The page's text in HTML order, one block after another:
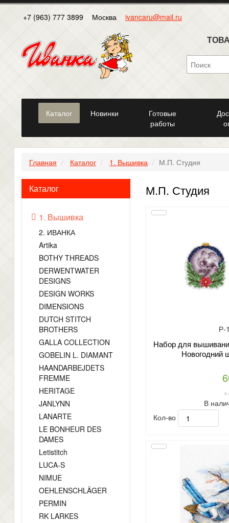
+7 (963) 777 3899 Москва ivancaru@mail.ru
Каталог Новинки
Готовые
работы
Главная Каталог 1. Вышивка М.П. Студия
Каталог
1. Вышивка
2. ИВАНКА
Artika
BOTHY THREADS
DERWENTWATER
DESIGNS
DESIGN WORKS
DIMENSIONS
DUTCH STITCH
BROTHERS
GALLA COLLECTION
GOBELIN L. DIAMANT
HAANDARBEJDETS
FREMME
HERITAGE
JANLYNN
LANARTE
LE BONHEUR DES
DAMES
Letistitch
LUCA-S
NIMUE
OEHLENSCHLÄGER
PERMIN
RK LARKES
М.П. Студия
Р-
Набор для
Новогодний
1
В
Кол-во